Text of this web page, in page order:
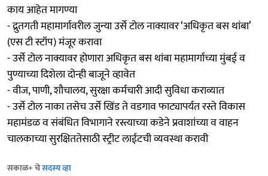
काय आहेत मागण्या
- द्रुतगती महामार्गावरील जुन्या उर्से टोल नाक्यावर ‘अधिकृत बस थांबा’
(एस टी स्टॉप) मंजूर करावा
- उर्से टोल नाक्यावर होणारा अधिकृत बस थांबा महामार्गाच्या मुंबई व
पुण्याच्या दिशेला दोन्ही बाजूने व्हावेत
- वीज, पाणी, शौचालय, सुरक्षा कर्मचारी आदी सुविधा कराव्यात
- उर्से टोल नाका तसेच उर्से खिंड ते वडगाव फाट्यापर्यत रस्ते विकास
महामंडळ व संबंधित विभागाने रस्त्याच्या कडेने प्रवाशांच्या व वाहन
चालकाच्या सुरक्षिततेसाठी स्ट्रीट लाईटची व्यवस्था करावी
सकाळ+ चेसदस्य व्हा